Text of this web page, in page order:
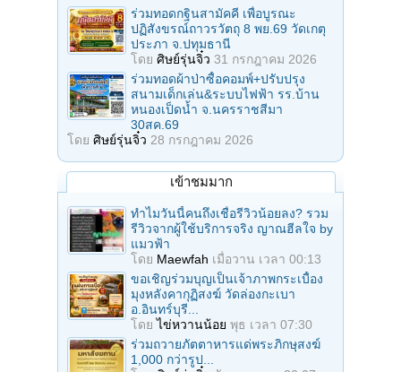
ร่วมทอดกฐินสามัคคี เพื่อบูรณะ
ปฏิสังขรณ์ถาวรวัตถุ 8 พย.69 วัดเกตุ
ประภา จ.ปทุมธานี
โดย ศิษย์รุ่นจิ๋ว 31 กรกฎาคม 2026
ร่วมทอดผ้าป่าซื้อคอมพ์+ปรับปรุง
สนามเด็กเล่น&ระบบไฟฟ้า รร.บ้าน
หนองเป็ดน้ำ จ.นครราชสีมา
30สค.69
โดย ศิษย์รุ่นจิ๋ว 28 กรกฎาคม 2026
เข้าชมมาก
ทำไมวันนี้คนถึงเชื่อรีวิวน้อยลง? รวม
รีวิวจากผู้ใช้บริการจริง ญาณฮีลใจ by
แมวฟ้า
โดย Maewfah เมื่อวาน เวลา 00:13
ขอเชิญร่วมบุญเป็นเจ้าภาพกระเบื้อง
มุงหลังคากุฏิสงฆ์ วัดล่องกะเบา
อ.อินทร์บุรี...
โดยไข่หวานน้อย พุธ เวลา 07:30
ร่วมถวายภัตตาหารแด่พระภิกษุสงฆ์
1,000 กว่ารูป...